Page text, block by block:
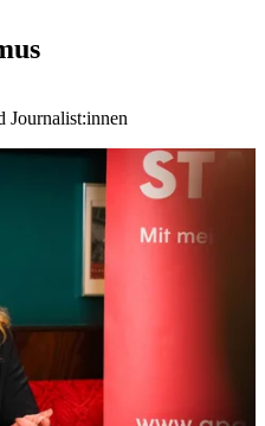
Journalist:innen